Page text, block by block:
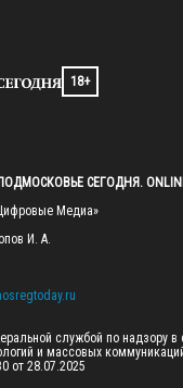
18+
СЕГОДНЯ.
Медиа»
И. А.
службой по надзору в
и массовых
от 28.07.2025